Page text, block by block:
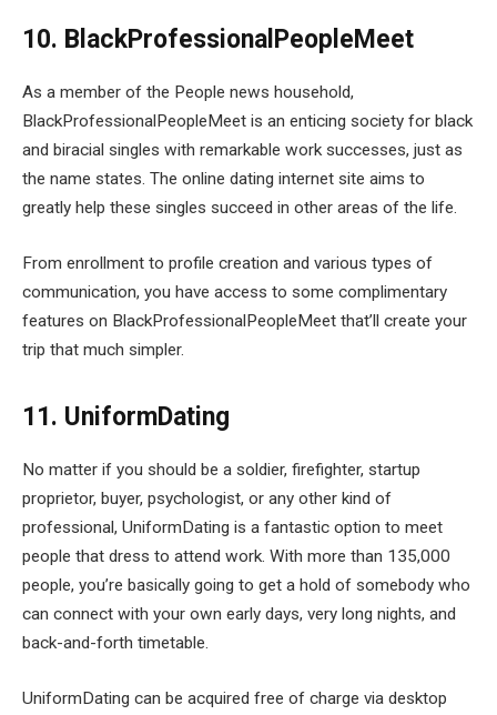
10. BlackProfessionalPeopleMeet
As a member of the People news household,
BlackProfessionalPeopleMeet is an enticing society for black
and biracial singles with remarkable work successes, just as
the name states. The online dating internet site aims to
greatly help these singles succeed in other areas of the life.
From enrollment to profile creation and various types of
communication, you have access to some complimentary
features on BlackProfessionalPeopleMeet that’ll create your
trip that much simpler.
11. UniformDating
No matter if you should be a soldier, firefighter, startup
proprietor, buyer, psychologist, or any other kind of
professional, UniformDating is a fantastic option to meet
people that dress to attend work. With more than 135,000
people, you’re basically going to get a hold of somebody who
can connect with your own early days, very long nights, and
back-and-forth timetable.
UniformDating can be acquired free of charge via desktop